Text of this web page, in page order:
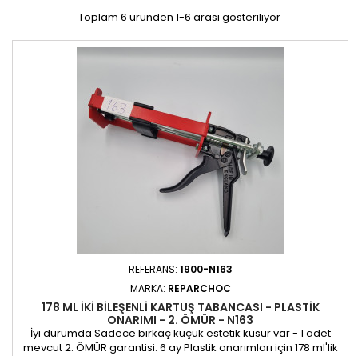
Toplam 6 üründen 1-6 arası gösteriliyor
REFERANS: 1900-N163
MARKA: REPARCHOC
178 ML IKI BILEŞENLI KARTUŞ TABANCASI - PLASTIK
ONARIMI - 2. ÖMÜR - N163
İyi durumda Sadece birkaç küçük estetik kusur var - 1 adet
mevcut 2. ÖMÜR garantisi: 6 ay Plastik onarımları için 178 ml'lik